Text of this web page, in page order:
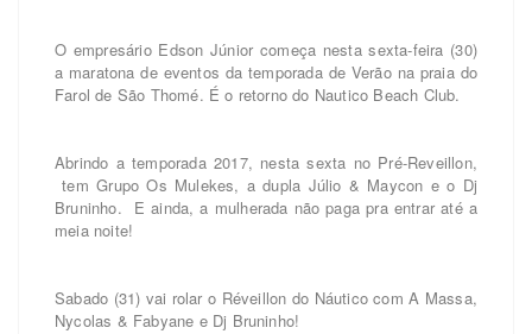
O empresário Edson Júnior começa nesta sexta-feira (30)
a maratona de eventos da temporada de Verão na praia do
Farol de São Thomé. É o retorno do Nautico Beach Club.
Abrindo a temporada 2017, nesta sexta no Pré-Reveillon,
tem Grupo Os Mulekes, a dupla Júlio & Maycon e o Dj
Bruninho. E ainda, a mulherada não paga pra entrar até a
meia noite!
Sabado (31) vai rolar o Réveillon do Náutico com A Massa,
Nycolas & Fabyane e Dj Bruninho!